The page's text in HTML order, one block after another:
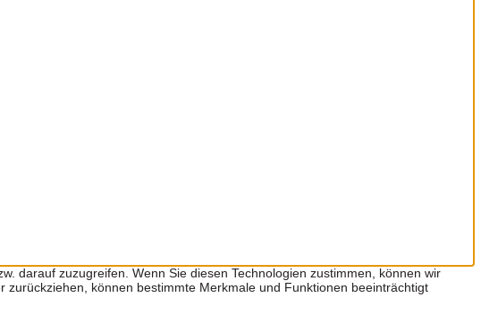
darauf zuzugreifen. Wenn Sie diesen Technologien zustimmen, können wir
können bestimmte Merkmale und Funktionen beeinträchtigt